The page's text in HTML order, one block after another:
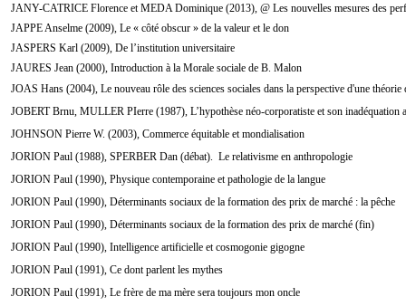
JANY-CATRICE Florence et MEDA Dominique (2013), @ Les nouvelles mesures des
JAPPE Anselme (2009), Le « côté obscur » de la valeur et le don
JASPERS Karl (2009), De l’institution universitaire
JAURES Jean (2000), Introduction à la Morale sociale de B. Malon
JOAS Hans (2004), Le nouveau rôle des sciences sociales dans la perspective d'une théorie
JOBERT Brnu, MULLER PIerre (1987), L’hypothèse néo-corporatiste et son inadéquation
JOHNSON Pierre W. (2003), Commerce équitable et mondialisation
JORION Paul (1988), SPERBER Dan (débat). Le relativisme en anthropologie
JORION Paul (1990), Physique contemporaine et pathologie de la langue
JORION Paul (1990), Déterminants sociaux de la formation des prix de marché : la pêche
JORION Paul (1990), Déterminants sociaux de la formation des prix de marché (fin)
JORION Paul (1990), Intelligence artificielle et cosmogonie gigogne
JORION Paul (1991), Ce dont parlent les mythes
JORION Paul (1991), Le frère de ma mère sera toujours mon oncle